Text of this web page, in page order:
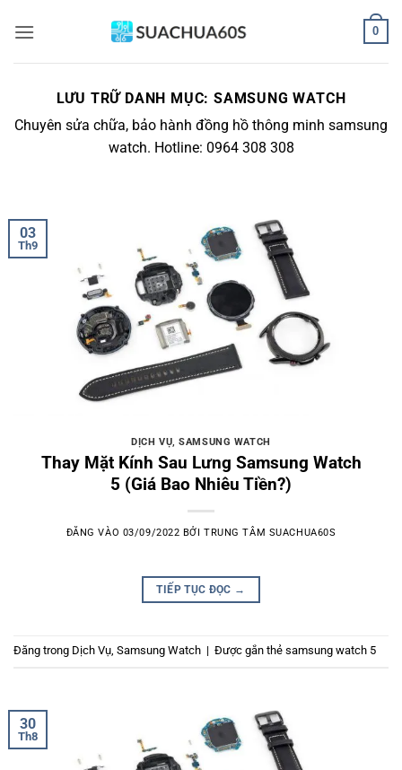
qua
0
LƯU TRỮ DANH MỤC: SAMSUNG WATCH
Chuyên sửa chữa, bảo hành đồng hồ thông minh samsung
watch. Hotline: 0964 308 308
03
Th9
DỊCH VỤ,SAMSUNG WATCH
Thay Mặt Kính Sau Lưng Samsung Watch
5 (Giá Bao Nhiêu Tiền?)
ĐĂNG VÀO 03/09/2022 BỞITRUNG TÂM SUACHUA60S
TIẾP TỤC ĐỌC →
Đăng trong Dịch Vụ, Samsung Watch | Được gắn thẻ samsung watch 5
30
Th8